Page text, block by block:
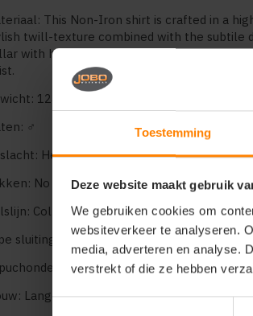
Toestemming
Deze website maakt gebruik
We gebruiken cookies om
websiteverkeer te analyseren.
media, adverteren en analyse.
verstrekt of die ze hebben
This Non-Iron shirt is crafted in a
twill-texture combined with the subtile
with hidden button down makes it a
124 g/m²
♂
Heren
No pockets
Collar
sluiting: Buttons
Geen
Lange mouwen